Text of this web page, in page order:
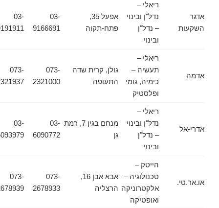
אדגר
השקעות
ריאלי –
נדל"ן ובינוי
– נדל"ן
ובינוי
אפעל 35,
פתח-תקוה
03-
9166691
03-
9191911
אדמה
ריאלי –
תעשיה –
כימיה, גומי
ופלסטיק
גולן, קרית שדה
התעופה
073-
2321000
073-
2321937
אדרי-אל
ריאלי –
נדל"ן ובינוי
– נדל"ן
ובינוי
מנחם בגין 7, רמת 03-
6090772
03-
6093979
או.אר.טי.
הייטק –
טכנולוגיה –
אלקטרוניקה
ואופטיקה
אבא אבן 16,
הרצליה
073-
2678933
073-
2678939